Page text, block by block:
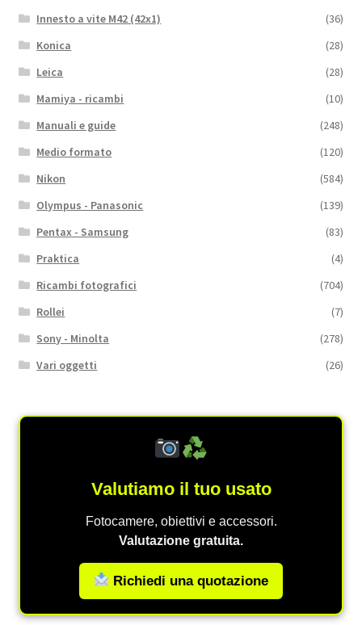
Innesto a vite M42 (42x1)
(36)
Konica
(28)
Leica
(28)
Mamiya - ricambi
(10)
Manuali e guide
(248)
Medio formato
(120)
Nikon
(584)
Olympus - Panasonic
(139)
Pentax - Samsung
(83)
Praktica
(4)
Ricambi fotografici
(704)
Rollei
(7)
Sony - Minolta
(278)
Vari oggetti
(26)
Valutiamo il tuo usato
Fotocamere, obiettivi e accessori.
Valutazione gratuita.
Richiedi una quotazione